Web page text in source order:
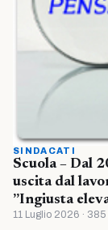
SINDACATI
Scuola – Dal
uscita dal
”Ingiusta
11 Luglio 2026 · 385